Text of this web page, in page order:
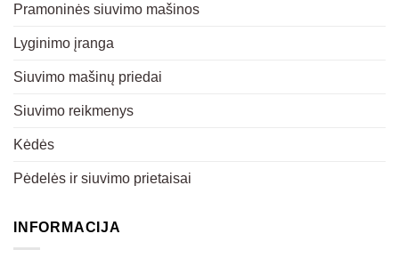
Pramoninės siuvimo mašinos
Lyginimo įranga
Siuvimo mašinų priedai
Siuvimo reikmenys
Kėdės
Pėdelės ir siuvimo prietaisai
INFORMACIJA